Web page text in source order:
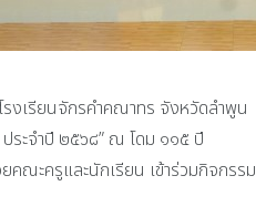
งเรียนจักรคำคณาทร จังหวัดลำพูน
ระจำปี ๒๕๖๘” ณ โดม ๑๑๕ ปี
ณะครูและนักเรียน เข้าร่วมกิจกรรม